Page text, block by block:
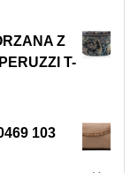
Z
T-
103